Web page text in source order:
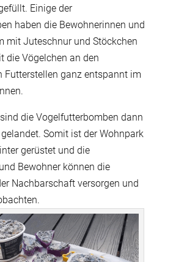
Einige der
haben die Bewohnerinnen und
mit Juteschnur und Stöckchen
die Vögelchen an den
Futterstellen ganz entspannt im
die Vogelfutterbomben dann
Somit ist der Wohnpark
gerüstet und die
Bewohner können die
Nachbarschaft versorgen und